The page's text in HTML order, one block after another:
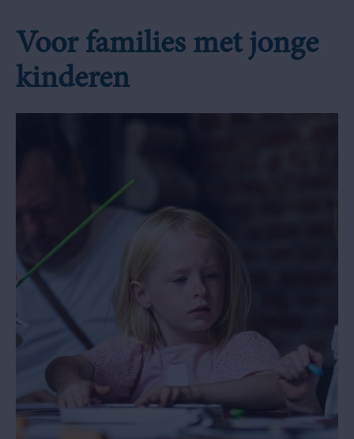
Voor families met jonge
kinderen